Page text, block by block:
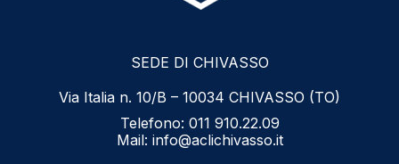
SEDE DI CHIVASSO
Via Italia n. 10/B – 10034 CHIVASSO (TO)
Telefono: 011 910.22.09
Mail: info@aclichivasso.it